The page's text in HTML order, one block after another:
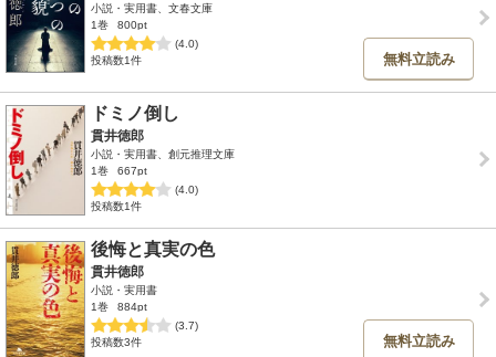
小説・実用書、文春文庫
1巻
800pt
(4.0)
投稿数1件
無料立読み
ドミノ倒し
貫井徳郎
小説・実用書、創元推理文庫
1巻
667pt
(4.0)
投稿数1件
後悔と真実の色
貫井徳郎
小説・実用書
1巻
884pt
(3.7)
投稿数3件
無料立読み